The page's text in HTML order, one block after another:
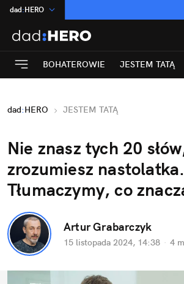
dad:HERO
:Temat
INN:Poland
ASZ:dziennik
Rozrywka
BOHATEROWIE JESTEM TATĄ
dad:HERO JESTEM TATĄ
Nie znasz tych 20
zrozumiesz nastolatka.
Tłumaczymy, co
Artur Grabarczyk
15 listopada 2024, 14:38 · 4